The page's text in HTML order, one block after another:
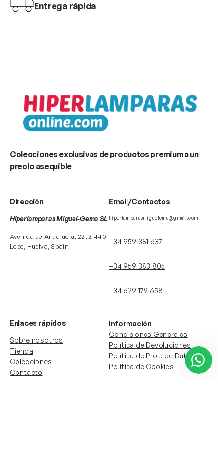
Entrega rápida
Colecciones exclusivas de productos premium a un
precio asequible
Dirección
Hiperlamparas Miguel-Gema SL
Avenida de Andalucia, 22, 21440
Lepe, Huelva, Spain
Email/Contactos
hiperlamparasmiguelema@gmail.com
+34 959 381 637
+34 959 383 805
+34 629 179 658
Enlaces rápidos
Sobre nosotros
Tienda
Colecciones
Contacto
Información
Condiciones Generales
Política de Devoluciones
Política de Prot. de Datos
Política de Cookies